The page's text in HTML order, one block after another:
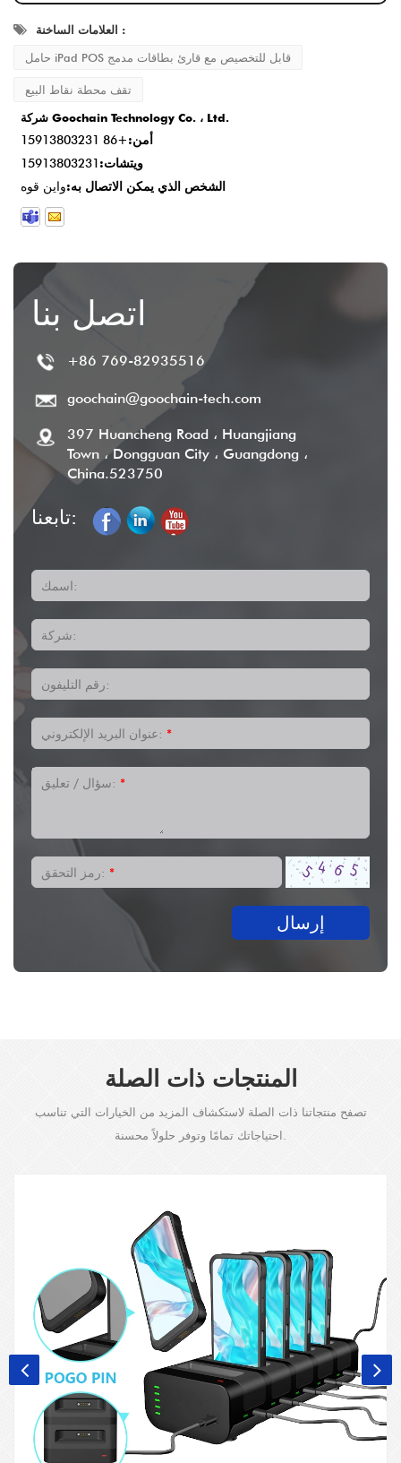
العملاء.
العلامات الساخنة :
حامل iPad POS قابل للتخصيص مع قارئ بطاقات مدمج
تقف محطة نقاط البيع
شركة Goochain Technology Co. ، Ltd.
أمن:+86 15913803231
ويتشات:15913803231
الشخص الذي يمكن الاتصال به:واين قوه
اتصل بنا
+86 769-82935516
goochain@goochain-tech.com
397 Huancheng Road ، Huangjiang
Town ، Dongguan City ، Guangdong ،
China.523750
تابعنا:
اسمك:
شركة:
رقم التليفون:
عنوان البريد الإلكتروني: *
سؤال / تعليق: *
رمز التحقق: *
إرسال
المنتجات ذات الصلة
تصفح منتجاتنا ذات الصلة لاستكشاف المزيد من الخيارات التي تناسب